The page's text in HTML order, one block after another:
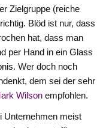
Zielgruppe (reiche
Blöd ist nur, dass
hat, dass man
per Hand in ein Glass
Wer doch noch
dem sei der sehr
Wilson empfohlen.
Unternehmen meist